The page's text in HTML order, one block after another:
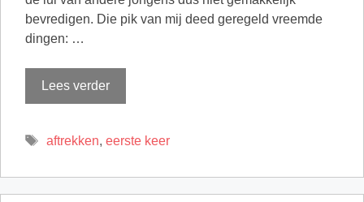
bevredigen. Die pik van mij deed geregeld vreemde
dingen: …
Lees verder
Tags
aftrekken, eerste keer